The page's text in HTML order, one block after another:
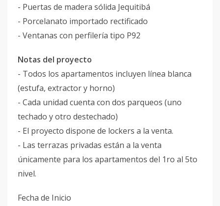
- Puertas de madera sólida Jequitibá
- Porcelanato importado rectificado
- Ventanas con perfilería tipo P92
Notas del proyecto
- Todos los apartamentos incluyen línea blanca
(estufa, extractor y horno)
- Cada unidad cuenta con dos parqueos (uno
techado y otro destechado)
- El proyecto dispone de lockers a la venta.
- Las terrazas privadas están a la venta
únicamente para los apartamentos del 1ro al 5to
nivel.
Fecha de Inicio